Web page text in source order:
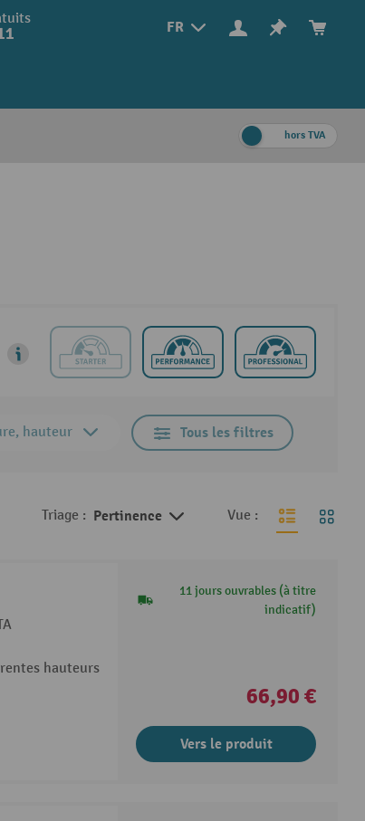
FR
hors TVA
hauteur Tous les filtres
Triage : Pertinence Vue :
hauteurs
11 jours ouvrables (à titre
indicatif)
66,90 €
Vers le produit